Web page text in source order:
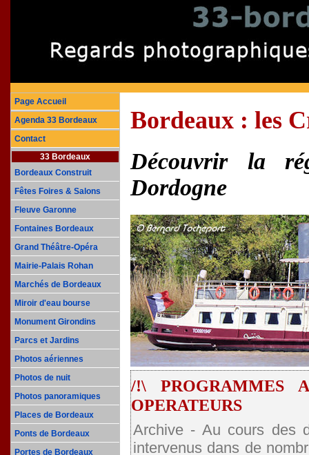
Page Accueil
Agenda 33 Bordeaux
Contact
33 Bordeaux
Bordeaux Construit
Fêtes Foires & Salons
Fleuve Garonne
Fontaines Bordeaux
Grand Théâtre-Opéra
Mairie-Palais Rohan
Marchés de Bordeaux
Miroir d'eau bourse
Monument Girondins
Parcs et Jardins
Photos aériennes
Photos de nuit
Photos panoramiques
Places de Bordeaux
Ponts de Bordeaux
Portes de Bordeaux
Bordeaux : les
Découvrir la
Dordogne
/!\ PROGRAMMES
OPERATEURS
Archive - Au cours des
intervenus dans de